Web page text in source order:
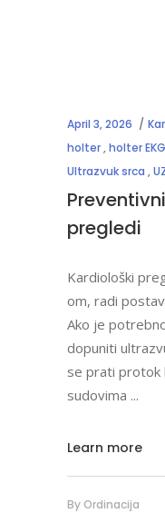
April 3, 2026
holter,holter EKG
Ultrazvuk srca ,
pregledi
Kardiološki
om, radi
Ako je
dopuniti
se prati protok
sudovima
Learn more
By Ordinacija